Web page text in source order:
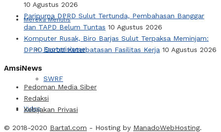
Mereka Menulis
Esoterisisme
SWRF
Video
10 Agustus 2026
Paripurna DPRD Sulut Tertunda, Pembahasan Banggar
dan TAPD Belum Tuntas 10 Agustus 2026
Komputer Rusak, Biro Barjas Sulut Terpaksa Meminjam:
DPRD Soroti Keterbatasan Fasilitas Kerja 10 Agustus 2026
AmsiNews
Pedoman Media Siber
Redaksi
Kebijakan Privasi
© 2018-2020 Barta1.com - Hosting by ManadoWebHosting.